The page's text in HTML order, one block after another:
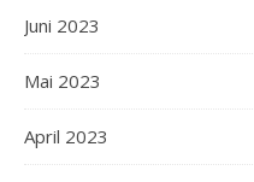
Juni 2023
Mai 2023
April 2023